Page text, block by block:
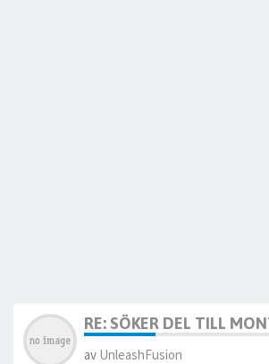
RE: SÖKER DEL TILL
av UnleashFusion